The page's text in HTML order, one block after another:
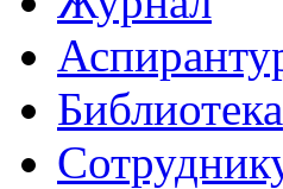
Библиотека